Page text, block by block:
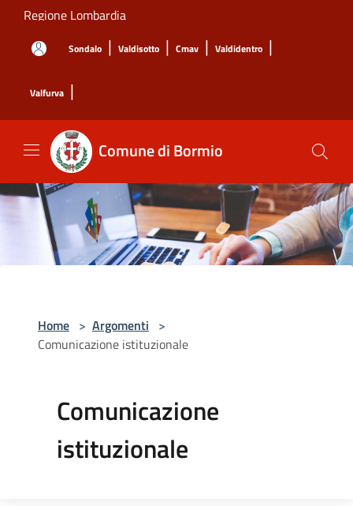
Salta al contenuto principale
Regione Lombardia
Sondalo | Valdisotto | Cmav | Valdidentro |
Valfurva |
Comune di Bormio
Home > Argomenti >
Comunicazione istituzionale
Comunicazione
istituzionale